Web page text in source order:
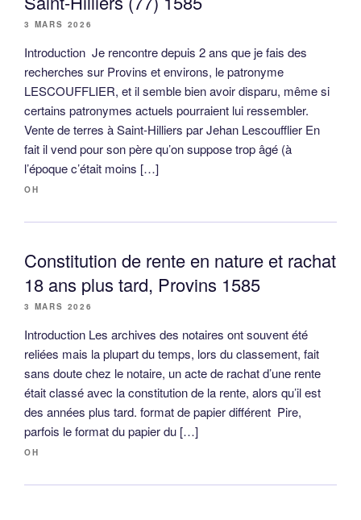
3 MARS 2026
Introduction Je rencontre depuis 2 ans que je fais des
recherches sur Provins et environs, le patronyme
LESCOUFFLIER, et il semble bien avoir disparu, même si
certains patronymes actuels pourraient lui ressembler.
Vente de terres à Saint-Hilliers par Jehan Lescoufflier En
fait il vend pour son père qu’on suppose trop âgé (à
l’époque c’était moins […]
OH
Constitution de rente en nature et rachat
18 ans plus tard, Provins 1585
3 MARS 2026
Introduction Les archives des notaires ont souvent été
reliées mais la plupart du temps, lors du classement, fait
sans doute chez le notaire, un acte de rachat d’une rente
était classé avec la constitution de la rente, alors qu’il est
des années plus tard. format de papier différent Pire,
parfois le format du papier du […]
OH